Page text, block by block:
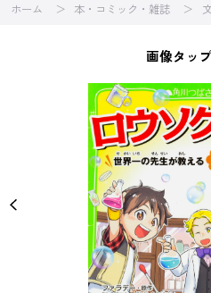
ホーム 本・コミック・雑誌
画像タッ